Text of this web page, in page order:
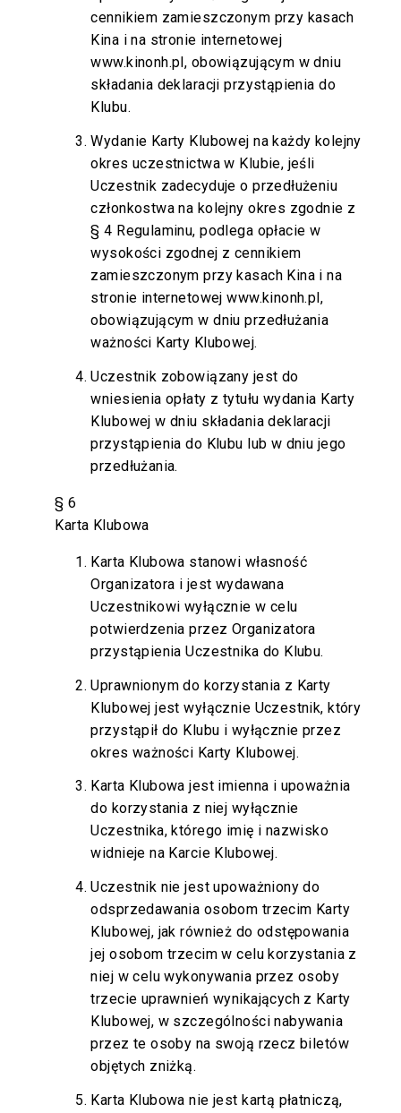
cennikiem zamieszczonym przy kasach
Kina i na stronie internetowej
www.kinonh.pl , obowiązującym w dniu
składania deklaracji przystąpienia do
Klubu.
Wydanie Karty Klubowej na każdy kolejny
okres uczestnictwa w Klubie, jeśli
Uczestnik zadecyduje o przedłużeniu
członkostwa na kolejny okres zgodnie z
§ 4 Regulaminu, podlega opłacie w
wysokości zgodnej z cennikiem
zamieszczonym przy kasach Kina i na
stronie internetowejwww.kinonh.pl,
obowiązującym w dniu przedłużania
ważności Karty Klubowej.
Uczestnik zobowiązany jest do
wniesienia opłaty z tytułu wydania Karty
Klubowej w dniu składania deklaracji
przystąpienia do Klubu lub w dniu jego
przedłużania.
§ 6
Karta Klubowa
Karta Klubowa stanowi własność
Organizatora i jest wydawana
Uczestnikowi wyłącznie w celu
potwierdzenia przez Organizatora
przystąpienia Uczestnika do Klubu.
Uprawnionym do korzystania z Karty
Klubowej jest wyłącznie Uczestnik, który
przystąpił do Klubu i wyłącznie przez
okres ważności Karty Klubowej.
Karta Klubowa jest imienna i upoważnia
do korzystania z niej wyłącznie
Uczestnika, którego imię i nazwisko
widnieje na Karcie Klubowej.
Uczestnik nie jest upoważniony do
odsprzedawania osobom trzecim Karty
Klubowej, jak również do odstępowania
jej osobom trzecim w celu korzystania z
niej w celu wykonywania przez osoby
trzecie uprawnień wynikających z Karty
Klubowej, w szczególności nabywania
przez te osoby na swoją rzecz biletów
objętych zniżką.
Karta Klubowa nie jest kartą płatniczą,